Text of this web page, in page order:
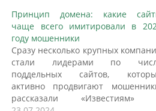
Принцип домена: какие
чаще всего имитировали в
году мошенники
Сразу несколько крупных
стали лидерами по
поддельных сайтов,
активно продвигают
рассказали «Известиям»